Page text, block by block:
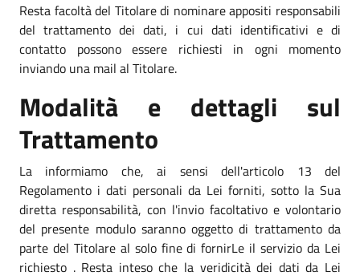
Resta facoltà del Titolare di nominare appositi responsabili
del trattamento dei dati, i cui dati identificativi e di
contatto possono essere richiesti in ogni momento
inviando una mail al Titolare.
Modalità e dettagli sul
Trattamento
La informiamo che, ai sensi dell'articolo 13 del
Regolamento i dati personali da Lei forniti, sotto la Sua
diretta responsabilità, con l'invio facoltativo e volontario
del presente modulo saranno oggetto di trattamento da
parte del Titolare al solo fine di fornirLe il servizio da Lei
richiesto . Resta inteso che la veridicità dei dati da Lei